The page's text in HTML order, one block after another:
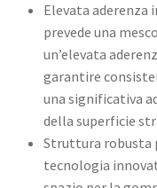
Elevata aderenza
prevede una
un’elevata
garantire
una significativa
della superficie
Struttura robusta
tecnologia